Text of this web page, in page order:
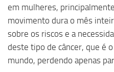
em mulheres,
movimento dura o mês
sobre os riscos e a
deste tipo de câncer, que é
mundo, perdendo apenas